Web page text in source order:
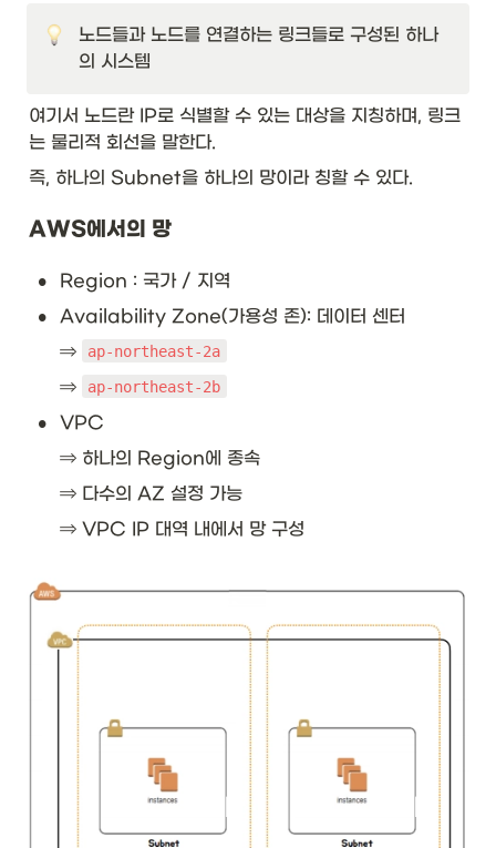
who has a connection to the
Internet.노드들과 노드를 연결하는 링크들로 구성된 하나
의 시스템
여기서 노드란 IP로 식별할 수 있는 대상을 지칭하며, 링크
는 물리적 회선을 말한다.
즉, 하나의 Subnet을 하나의 망이라 칭할 수 있다.
AWS에서의 망
• Region : 국가 / 지역
•
Availability Zone(가용성 존): 데이터 센터
⇒
ap-northeast-2a
⇒ ap-northeast-2b
•
VPC
⇒ 하나의 Region에 종속
⇒ 다수의 AZ 설정 가능
⇒ VPC IP 대역 내에서 망 구성